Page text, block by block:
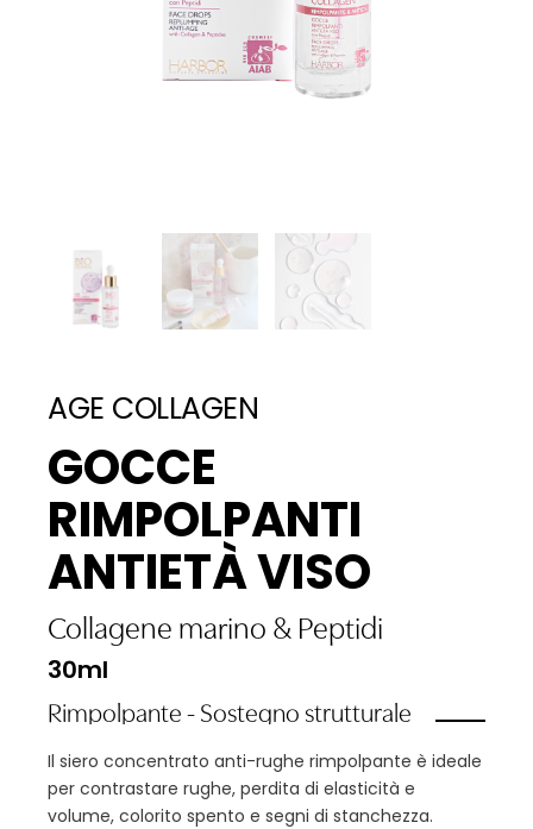
AGE COLLAGEN
GOCCE
RIMPOLPANTI
ANTIETÀ VISO
Collagene marino& Peptidi
30ml
Rimpolpante - Sostegno strutturale
Il siero concentrato anti-rughe rimpolpante è ideale
per contrastare rughe, perdita di elasticità e
volume, colorito spento e segni di stanchezza.